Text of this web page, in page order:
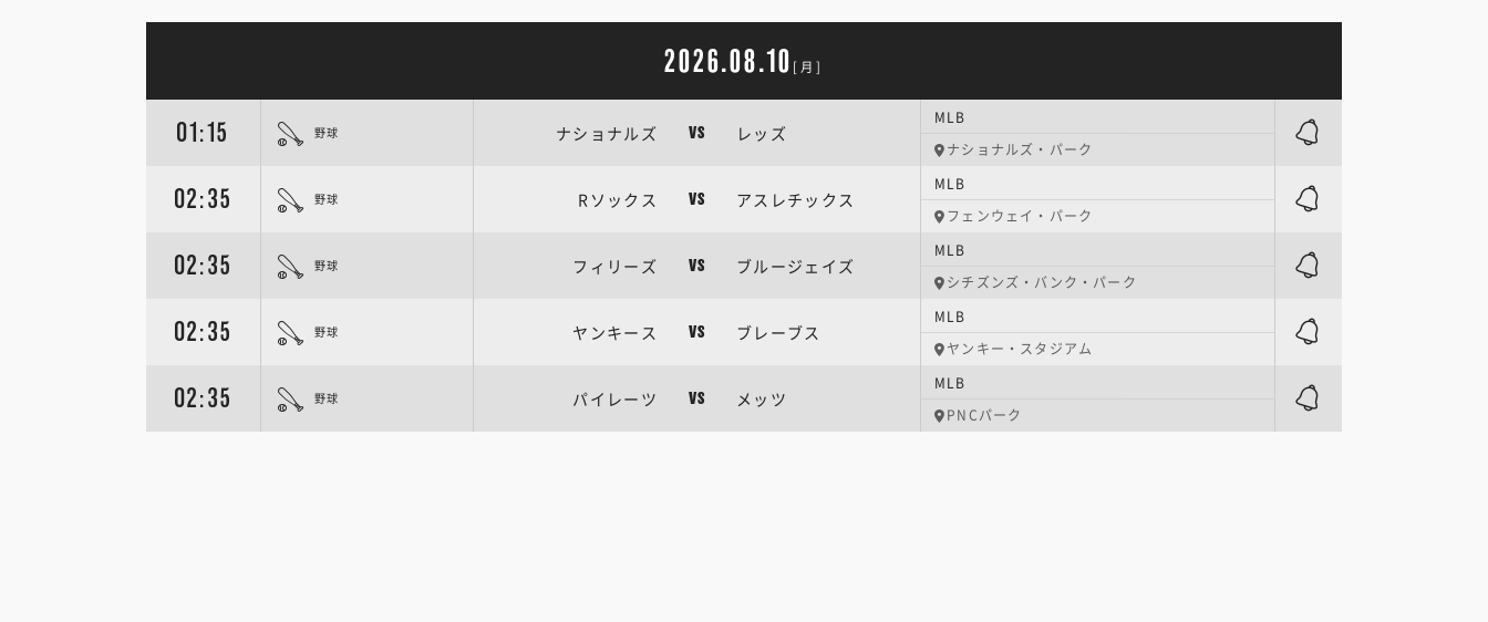
2026.08.10 [月]
01:15 野球 ナショナルズ VS レッズ
MLB
ナショナルズ・パーク
02:35 野球 Rソックス VS アスレチックス
MLB
フェンウェイ・パーク
02:35 野球 フィリーズ VS ブルージェイズ
MLB
シチズンズ・バンク・パーク
02:35 野球 ヤンキース VS ブレーブス
MLB
ヤンキー・スタジアム
02:35 野球 パイレーツ VS メッツ
MLB
PNCパーク